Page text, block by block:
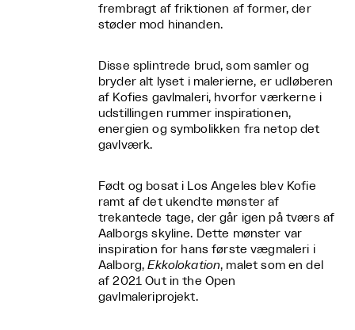
frembragt af friktionen af former, der
støder mod hinanden.
Disse splintrede brud, som samler og
bryder alt lyset i malerierne, er udløberen
af Kofies gavlmaleri, hvorfor værkerne i
udstillingen rummer inspirationen,
energien og symbolikken fra netop det
gavlværk.
Født og bosat i Los Angeles blev Kofie
ramt af det ukendte mønster af
trekantede tage, der går igen på tværs af
Aalborgs skyline. Dette mønster var
inspiration for hans første vægmaleri i
Aalborg,Ekkolokation, malet som en del
af 2021 Out in the Open
gavlmaleriprojekt.